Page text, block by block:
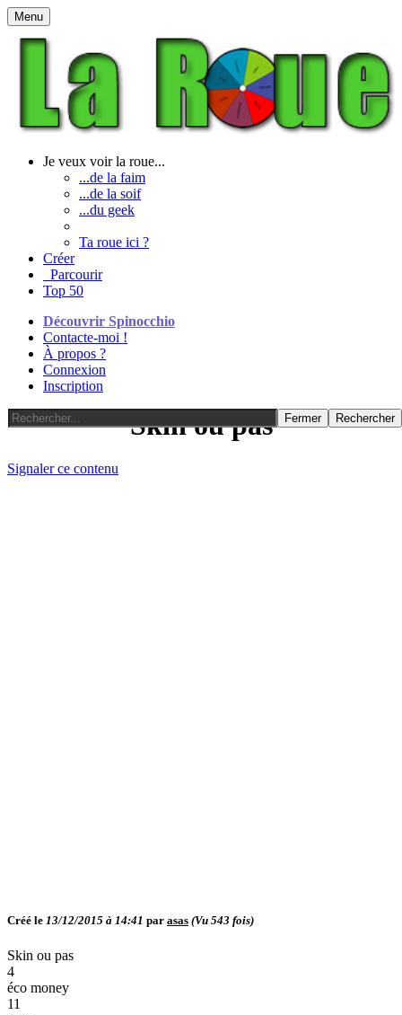
Menu
Je veux voir la roue...
...de la faim
...de la soif
...du geek
Ta roue ici ?
Créer
Parcourir
Top 50
Découvrir Spinocchio
Contacte-moi !
À propos ?
Connexion
Inscription
Fermer Rechercher
Skin ou pas
Signaler ce contenu
Créé le 13/12/2015 à 14:41 par asas (Vu 543 fois)
Skin ou pas
4
éco money
11